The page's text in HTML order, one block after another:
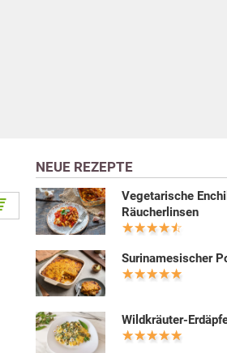
NEUE REZEPTE
Vegetarische
Räucherlinsen
Surinamesischer
Wildkräuter-